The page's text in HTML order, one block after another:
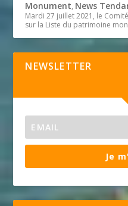
Monument, News
Mardi 27 juillet 2021, le
sur la Liste du patrimoine
NEWSLETTER
Je